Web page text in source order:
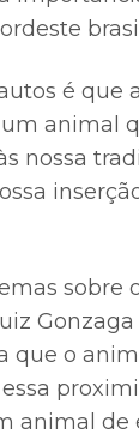
é que
animal
nossa
sobre
que o
animal de